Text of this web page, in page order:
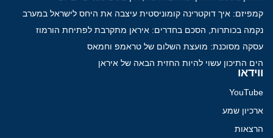
קמפיזם: איך דוקטרינה קומוניסטית עיצבה את היחס לישראל במערב
נקמה בכותרות, הסכם בחדרים: איראן מתקרבת לפתיחת הורמוז
עסקה מסוכנת: מועצת השלום של טראמפ וחמאס
הים התיכון עשוי להיות החזית הבאה של איראן
ווידאו
YouTube
ארכיון שמע
הרצאות